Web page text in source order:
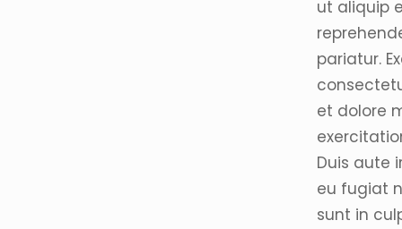
ut aliquip
pariatur.
et dolore
Duis aute
eu fugiat
sunt in